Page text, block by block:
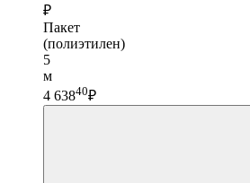
₽
Пакет
(полиэтилен)
5
м
4 63840₽